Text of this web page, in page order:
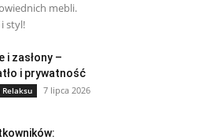
mebli.
styl!
i zasłony –
i prywatność
7 lipca 2026